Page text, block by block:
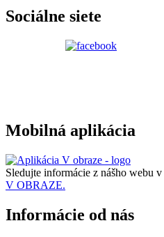
Sociálne siete
Mobilná aplikácia
Sledujte informácie z nášho webu v
V OBRAZE.
Informácie od nás